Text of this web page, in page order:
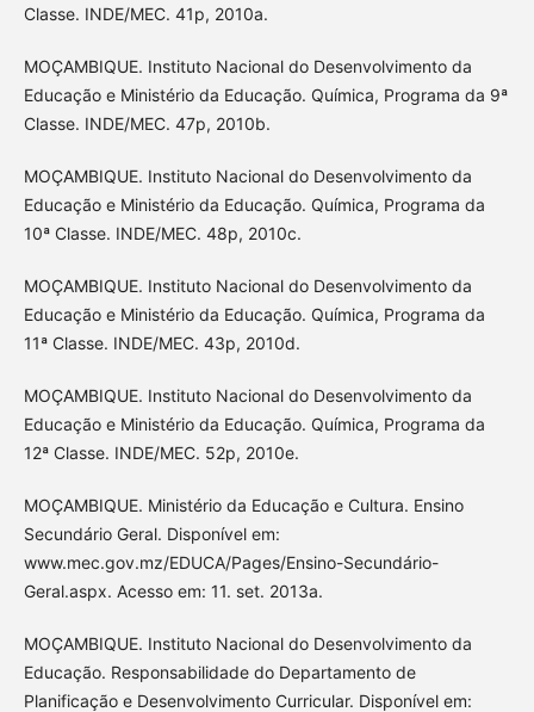
Classe. INDE/MEC. 41p, 2010a.
MOÇAMBIQUE. Instituto Nacional do Desenvolvimento da
Educação e Ministério da Educação. Química, Programa da 9ª
Classe. INDE/MEC. 47p, 2010b.
MOÇAMBIQUE. Instituto Nacional do Desenvolvimento da
Educação e Ministério da Educação. Química, Programa da
10ª Classe. INDE/MEC. 48p, 2010c.
MOÇAMBIQUE. Instituto Nacional do Desenvolvimento da
Educação e Ministério da Educação. Química, Programa da
11ª Classe. INDE/MEC. 43p, 2010d.
MOÇAMBIQUE. Instituto Nacional do Desenvolvimento da
Educação e Ministério da Educação. Química, Programa da
12ª Classe. INDE/MEC. 52p, 2010e.
MOÇAMBIQUE. Ministério da Educação e Cultura. Ensino
Secundário Geral. Disponível em:
www.mec.gov.mz/EDUCA/Pages/Ensino-Secundário-
Geral.aspx. Acesso em: 11. set. 2013a.
MOÇAMBIQUE. Instituto Nacional do Desenvolvimento da
Educação. Responsabilidade do Departamento de
Planificação e Desenvolvimento Curricular. Disponível em: